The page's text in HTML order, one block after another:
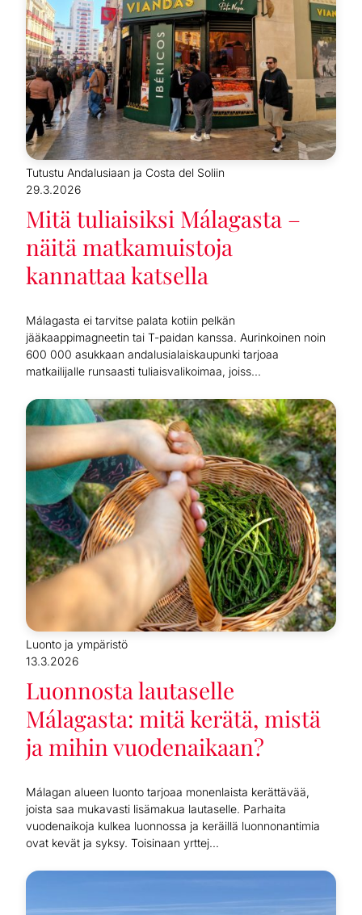
Tutustu Andalusiaan ja Costa del Soliin
29.3.2026
Mitä tuliaisiksi Málagasta –
näitä matkamuistoja
kannattaa katsella
Málagasta ei tarvitse palata kotiin pelkän
jääkaappimagneetin tai T-paidan kanssa. Aurinkoinen noin
600 000 asukkaan andalusialaiskaupunki tarjoaa
matkailijalle runsaasti tuliaisvalikoimaa, joiss...
Luonto ja ympäristö
13.3.2026
Luonnosta lautaselle
Málagasta: mitä kerätä, mistä
ja mihin vuodenaikaan?
Málagan alueen luonto tarjoaa monenlaista kerättävää,
joista saa mukavasti lisämakua lautaselle. Parhaita
vuodenaikoja kulkea luonnossa ja keräillä luonnonantimia
ovat kevät ja syksy. Toisinaan yrttej...